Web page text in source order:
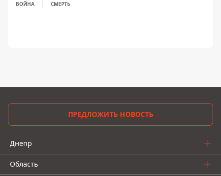
ВОЙНА СМЕРТЬ
ПРЕДЛОЖИТЬ НОВОСТЬ
Днепр
Область